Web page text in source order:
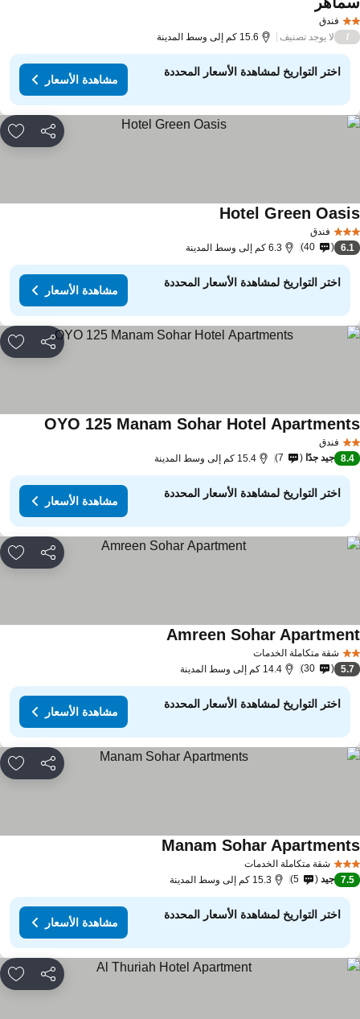
فندق
مشاهدة الأسعار
لا يوجد تصنيف 15.6 كم إلى وسط المدينة
اختر التواريخ لمشاهدة الأسعار المحددة
مشاهدة الأسعار
مشاركة
فندق
Hotel Greenمشاهدة الأسعار
6.1
40 6.3 كم إلى وسط المدينة
اختر التواريخ لمشاهدة الأسعار المحددة
مشاهدة الأسعار
مشاركة
فندق
OYO 125 Manam Sohar Hotelمشاهدة
8.4 جيد جدًا 7 15.4 كم إلى وسط المدينة
اختر التواريخ لمشاهدة الأسعار المحددة
مشاهدة الأسعار
مشاركة
شقة متكاملة الخدمات
Amreen Sohar مشاهدة الأسعار
5.7
30 14.4 كم إلى وسط المدينة
اختر التواريخ لمشاهدة الأسعار المحددة
مشاهدة الأسعار
مشاركة
شقة متكاملة الخدمات
Manam Soharمشاهدة الأسعار
7.5 جيد 5 15.3 كم إلى وسط المدينة
اختر التواريخ لمشاهدة الأسعار المحددة
مشاهدة الأسعار
مشاركة